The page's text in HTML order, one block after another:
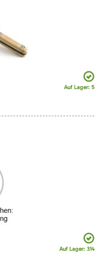
Auf Lager: 5
Auf Lager: 314